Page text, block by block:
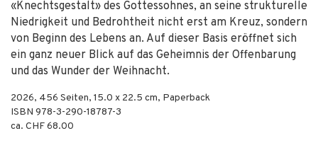
«Knechtsgestalt» des Gottessohnes, an seine strukturelle
Niedrigkeit und Bedrohtheit nicht erst am Kreuz, sondern
von Beginn des Lebens an. Auf dieser Basis eröffnet sich
ein ganz neuer Blick auf das Geheimnis der Offenbarung
und das Wunder der Weihnacht.
2026, 456 Seiten, 15.0 x 22.5 cm, Paperback
ISBN 978-3-290-18787-3
ca. CHF 68.00